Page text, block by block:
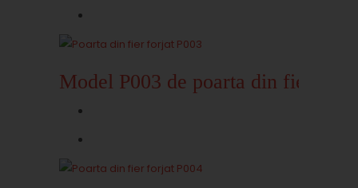
Model P003 de poarta din fier